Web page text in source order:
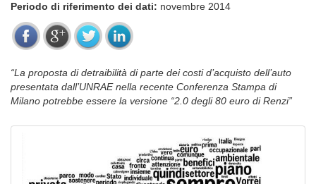
Periodo di riferimento dei dati: novembre 2014
“La proposta di detraibilità di parte dei costi d’acquisto dell’auto
presentata dall’UNRAE nella recente Conferenza Stampa di
Milano potrebbe essere la versione “2.0 degli 80 euro di Renzi”